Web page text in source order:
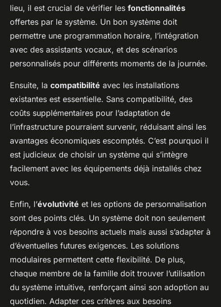
lieu, il est crucial de vérifier les fonctionnalités
offertes par le système. Un bon système doit
permettre une programmation horaire, l’intégration
avec des assistants vocaux, et des scénarios
personnalisés pour différents moments de la journée.
Ensuite, la compatibilité avec les installations
existantes est essentielle. Sans compatibilité, des
coûts supplémentaires pour l’adaptation de
l’infrastructure pourraient survenir, réduisant ainsi les
avantages économiques escomptés. C’est pourquoi il
est judicieux de choisir un système qui s’intègre
facilement avec les équipements déjà installés chez
vous.
Enfin, l’évolutivité et les options de personnalisation
sont des points clés. Un système doit non seulement
répondre à vos besoins actuels mais aussi s’adapter à
d’éventuelles futures exigences. Les solutions
modulaires permettent cette flexibilité. De plus,
chaque membre de la famille doit trouver l’utilisation
du système intuitive, renforçant ainsi son adoption au
quotidien. Adapter ces critères aux besoins